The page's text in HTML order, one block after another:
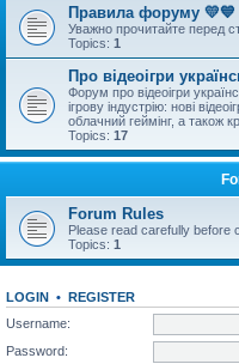
Правила форуму 💛💙
Уважно прочитайте перед
Topics: 1
Про відеоігри
Форум про відеоігри
ігрову індустрію: нові
облачний геймінг, а також
Topics: 17
Forum Rules
Please read carefully before
Topics: 1
LOGIN • REGISTER
Username:
Password: